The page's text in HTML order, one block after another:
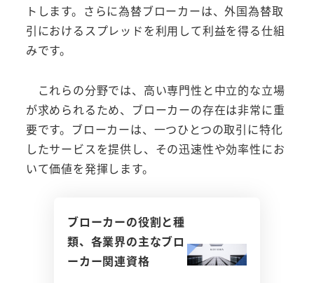
トします。さらに為替ブローカーは、外国為替取
引におけるスプレッドを利用して利益を得る仕組
みです。
これらの分野では、高い専門性と中立的な立場
が求められるため、ブローカーの存在は非常に重
要です。ブローカーは、一つひとつの取引に特化
したサービスを提供し、その迅速性や効率性にお
いて価値を発揮します。
ブローカーの役割と種
類、各業界の主なブロ
ーカー関連資格